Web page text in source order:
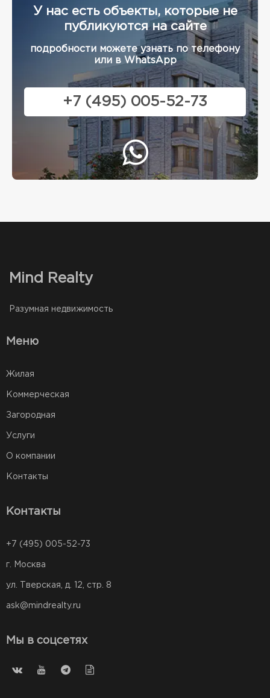
У нас есть объекты, которые не
публикуются на сайте
подробности можете узнать по телефону
или в WhatsApp
+7 (495) 005-52-73
Mind Realty
Разумная недвижимость
Меню
Жилая
Коммерческая
Загородная
Услуги
О компании
Контакты
Контакты
+7 (495) 005-52-73
г. Москва
ул. Тверская, д. 12, стр. 8
ask@mindrealty.ru
Мы в соцсетях